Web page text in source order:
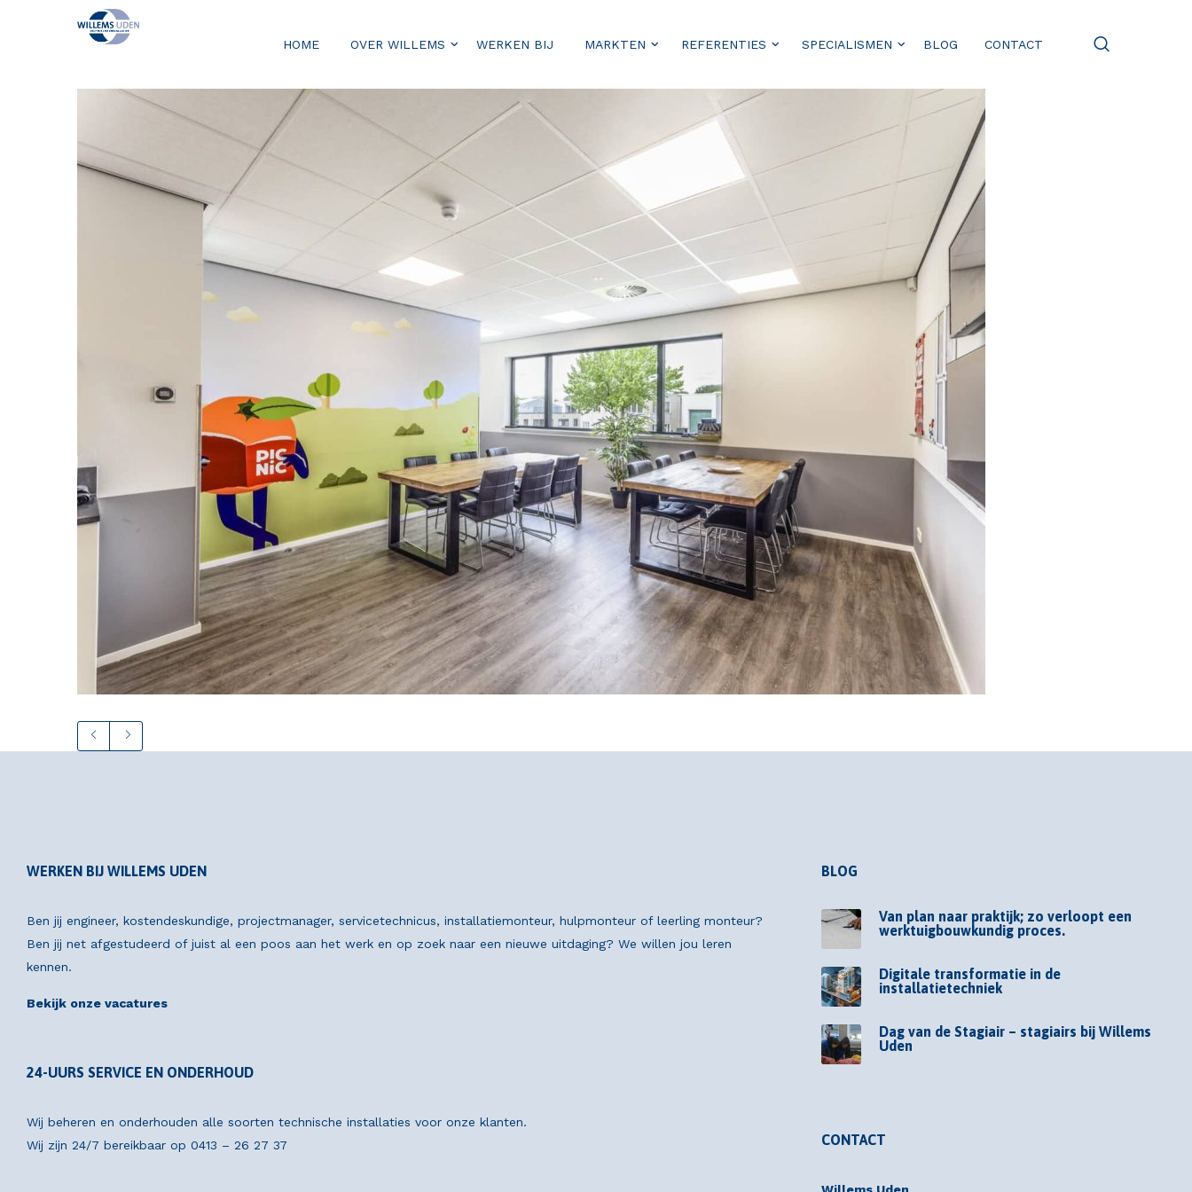
HOME OVER WILLEMS WERKEN BIJ MARKTEN REFERENTIES SPECIALISMEN BLOG CONTACT
WERKEN BIJ WILLEMS UDEN
Ben jij engineer, kostendeskundige, projectmanager, servicetechnicus, installatiemonteur, hulpmonteur of leerling monteur?
Ben jij net afgestudeerd of juist al een poos aan het werk en op zoek naar een nieuwe uitdaging? We willen jou leren
kennen.
Bekijk onze vacatures
24-UURS SERVICE EN ONDERHOUD
Wij beheren en onderhouden alle soorten technische installaties voor onze klanten.
Wij zijn 24/7 bereikbaar op 0413 – 26 27 37
BLOG
Van plan naar praktijk; zo verloopt een
werktuigbouwkundig proces.
Digitale transformatie in de
installatietechniek
Dag van de Stagiair – stagiairs bij Willems
Uden
CONTACT